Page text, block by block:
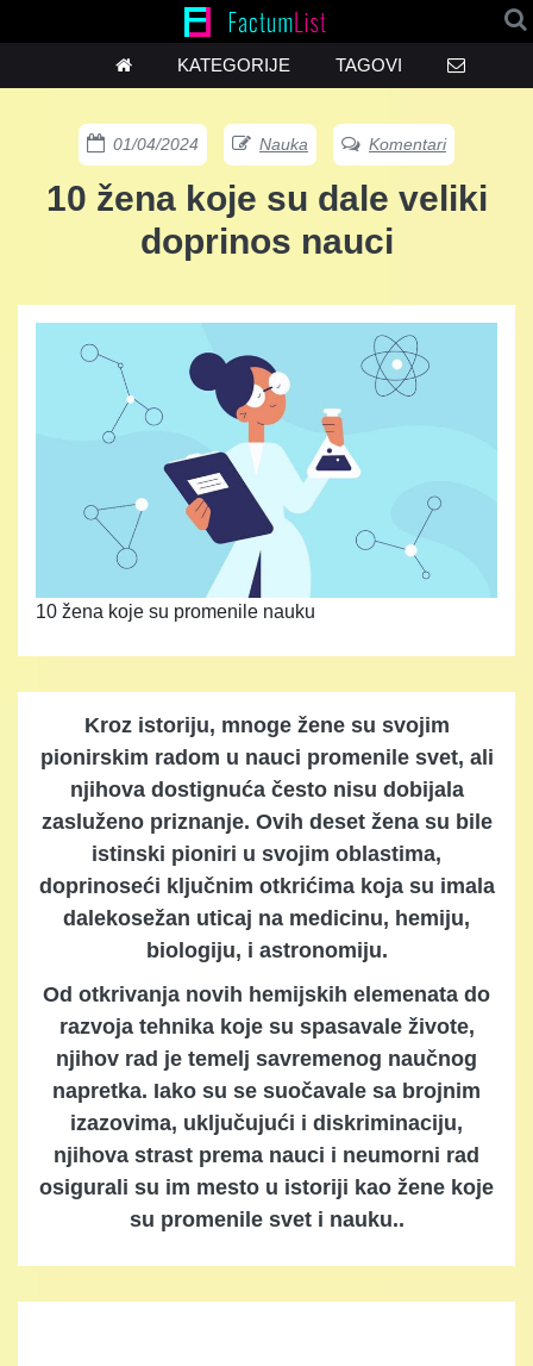
KATEGORIJE TAGOVI
01/04/2024 Nauka Komentari
10 žena koje su dale veliki
doprinos nauci
10 žena koje su promenile nauku
Kroz istoriju, mnoge žene su svojim
pionirskim radom u nauci promenile svet, ali
njihova dostignuća često nisu dobijala
zasluženo priznanje. Ovih deset žena su bile
istinski pioniri u svojim oblastima,
doprinoseći ključnim otkrićima koja su imala
dalekosežan uticaj na medicinu, hemiju,
biologiju, i astronomiju.
Od otkrivanja novih hemijskih elemenata do
razvoja tehnika koje su spasavale živote,
njihov rad je temelj savremenog naučnog
napretka. Iako su se suočavale sa brojnim
izazovima, uključujući i diskriminaciju,
njihova strast prema nauci i neumorni rad
osigurali su im mesto u istoriji kao žene koje
su promenile svet i nauku..